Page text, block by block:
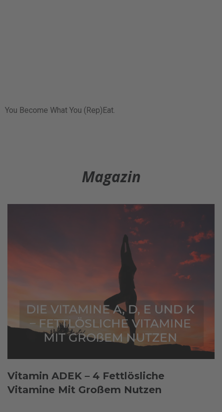
You Become What You (Rep)Eat.
Magazin
Vitamin ADEK – 4 Fettlösliche
Vitamine Mit Großem Nutzen